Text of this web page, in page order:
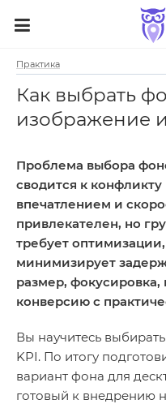
Практика
Как выбрать
изображение
Проблема выбора
сводится к
впечатлением и
привлекателен, но
требует
минимизирует
размер,
конверсию с
Вы научитесь
KPI. По итогу
вариант фона для
готовый к внедрению